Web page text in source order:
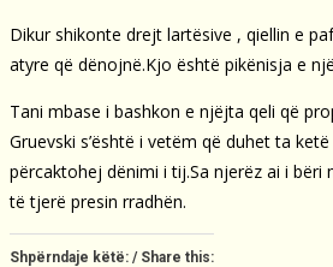
Dikur shikonte drejt lartësive , qiellin e
atyre që dënojnë.Kjo është pikënisja e
Tani mbase i bashkon e njëjta qeli që
Gruevski s’është i vetëm që duhet ta
përcaktohej dënimi i tij.Sa njerëz ai i bëri
të tjerë presin rradhën.
Shpërndaje këtë: / Share this: